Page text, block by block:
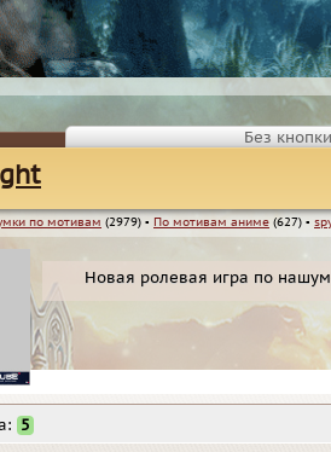
Без
по мотивам (2979) ▪ По мотивам аниме (627) ▪
Новая ролевая игра по
5